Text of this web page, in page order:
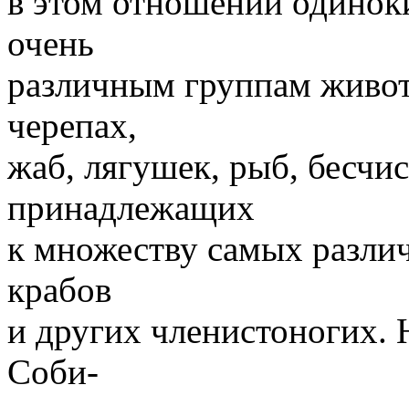
очень
различным группам
черепах,
жаб, лягушек, рыб,
принадлежащих
к множеству самых
крабов
и других
Соби-